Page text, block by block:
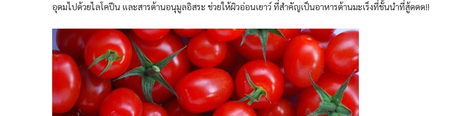
อุดมไปด้วยไลโคปีน และสารต้านอนุมูลอิสระ ช่วยให้ผิวอ่อนเยาว์ ที่สำคัญเป็นอาหารต้านมะเร็งที่ชั้นนำที่สู้ดดด!!